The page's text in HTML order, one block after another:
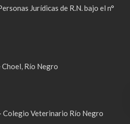
Jurídicas de R.N. bajo el n°
Río Negro
Veterinario Río Negro